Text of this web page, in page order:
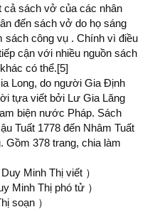
cả sách vở của các nhân
đến sách vở do họ sáng
sách công vụ . Chính vì điều
cận với nhiều nguồn sách
có thể.[5]
Long, do người Gia Định
tựa viết bởi Lư Gia Lăng
biện nước Pháp. Sách
Tuất 1778 đến Nhâm Tuất
Gồm 378 trang, chia làm
Minh Thị viết ）
Minh Thị phó tử ）
soạn ）